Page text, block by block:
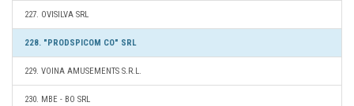
227. OVISILVA SRL
228. "PRODSPICOM CO" SRL
229. VOINA AMUSEMENTS S.R.L.
230. MBE - BO SRL